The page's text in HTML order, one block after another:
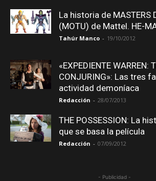
La historia de MASTERS
(MOTU) de Mattel. HE-
Tahúr Manco - 19/10/2012
«EXPEDIENTE WARREN:
CONJURING»: Las tres
actividad demoníaca
Redacción - 28/07/2013
THE POSSESSION: La
que se basa la película
Redacción - 07/09/2012
- Publicidad -